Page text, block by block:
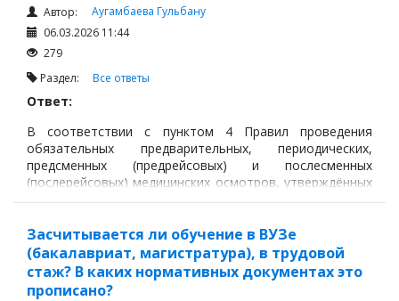
Автор:
Аугамбаева Гульбану
06.03.2026 11:44
279
Раздел: Все ответы
Ответ:
В соответствии с пунктом 4 Правил проведения
обязательных предварительных, периодических,
предсменных (предрейсовых) и послесменных
(послерейсовых) медицинских осмотров, утверждённых
приказом и.о. Министра здравоохранения Республики
Засчитывается ли обучение в ВУЗе
(бакалавриат, магистратура), в трудовой
стаж? В каких нормативных документах это
прописано?